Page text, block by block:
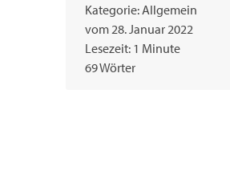
Kategorie: Allgemein
vom 28. Januar 2022
Lesezeit: 1 Minute
69 Wörter